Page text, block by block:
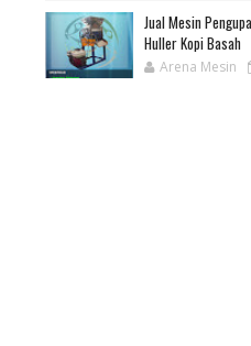
Jual Mesin
Huller Kopi Basah
Arena Mesin